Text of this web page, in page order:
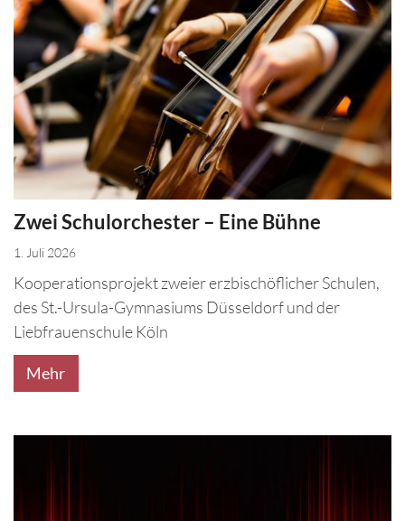
Zwei Schulorchester – Eine Bühne
1. Juli 2026
Kooperationsprojekt zweier erzbischöflicher Schulen,
des St.-Ursula-Gymnasiums Düsseldorf und der
Liebfrauenschule Köln
Mehr